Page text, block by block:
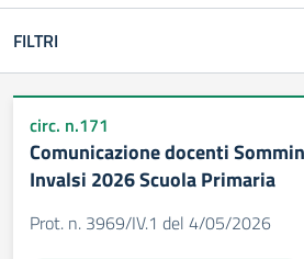
FILTRI
circ. n.171
Comunicazione docenti
Invalsi 2026 Scuola Primaria
Prot. n. 3969/IV.1 del 4/05/2026